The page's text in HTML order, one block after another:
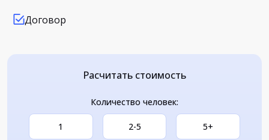
Договор
Расчитать стоимость
Количество человек:
1 2-5 5+